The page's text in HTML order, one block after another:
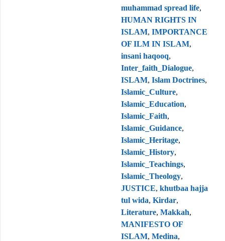
muhammad spread life,
HUMAN RIGHTS IN
ISLAM, IMPORTANCE
OF ILM IN ISLAM,
insani haqooq,
Inter_faith_Dialogue,
ISLAM, Islam Doctrines,
Islamic_Culture,
Islamic_Education,
Islamic_Faith,
Islamic_Guidance,
Islamic_Heritage,
Islamic_History,
Islamic_Teachings,
Islamic_Theology,
JUSTICE, khutbaa hajja
tul wida, Kirdar,
Literature, Makkah,
MANIFESTO OF
ISLAM, Medina,